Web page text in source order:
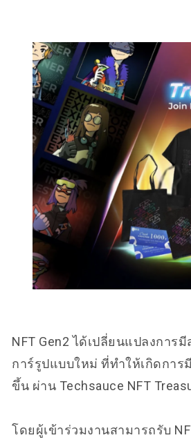
NFT Gen2 ได้เปลี่ยนแปลงกา
การ์รูปแบบใหม่ ที่ทำให้เกิดการ
ขึ้น ผ่าน Techsauce NFT
โดยผู้เข้าร่วมงานสามารถรับ